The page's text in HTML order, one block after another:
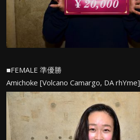
■FEMALE 準優勝
Amichoke [Volcano Camargo, DA rhYme]